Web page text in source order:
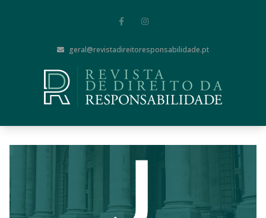
geral@revistadireitoresponsabilidade.pt